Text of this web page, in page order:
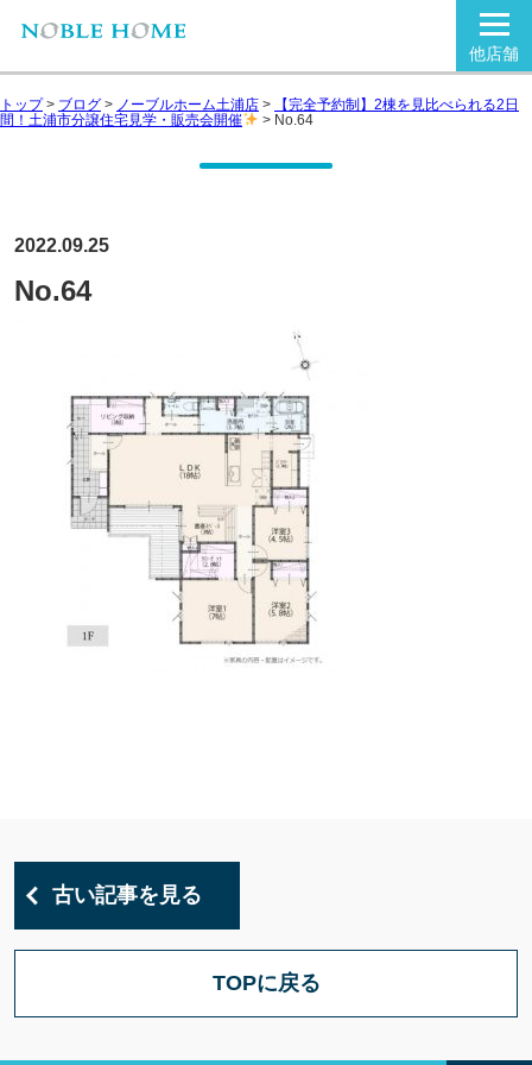
他店舗
トップ> ブログ > ノーブルホーム土浦店 >
【完全予約制】2棟を見比べられる2日
間！土浦市分譲住宅見学・販売会開催
> No.64
2022.09.25
No.64
古い記事を見る
TOPに戻る